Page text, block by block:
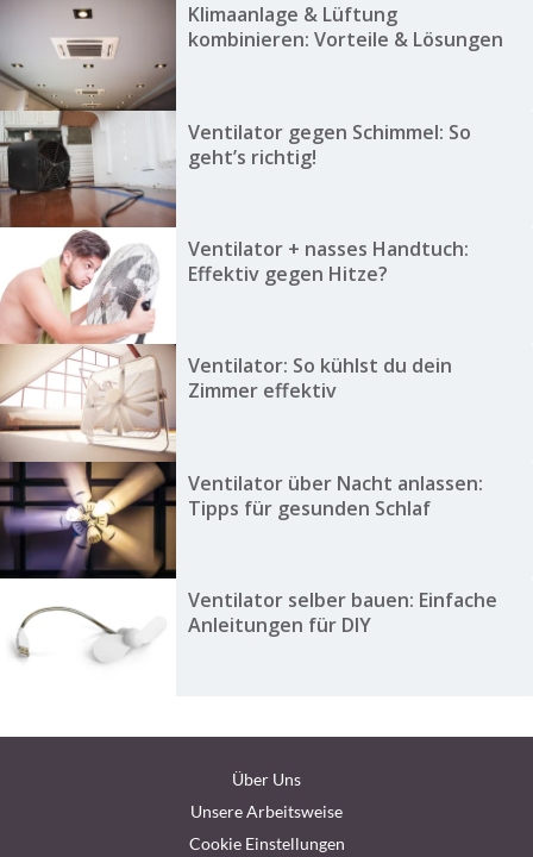
Klimaanlage & Lüftung
kombinieren: Vorteile & Lösungen
Ventilator gegen Schimmel: So
geht’s richtig!
Ventilator + nasses Handtuch:
Effektiv gegen Hitze?
Ventilator: So kühlst du dein
Zimmer effektiv
Ventilator über Nacht anlassen:
Tipps für gesunden Schlaf
Ventilator selber bauen: Einfache
Anleitungen für DIY
Über Uns
Unsere Arbeitsweise
Cookie Einstellungen